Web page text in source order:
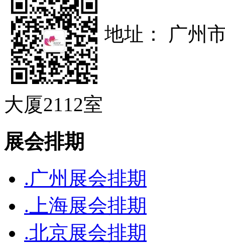
地址： 广州
大厦2112室
展会排期
.广州展会排期
.上海展会排期
.北京展会排期